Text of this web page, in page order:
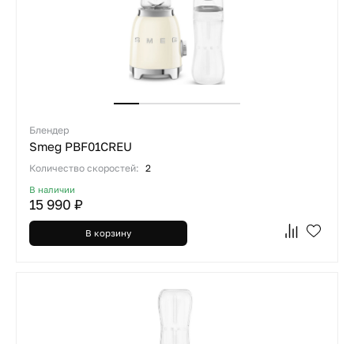
Блендер
Smeg PBF01CREU
Количество скоростей: 2
В наличии
15 990 ₽
В корзину